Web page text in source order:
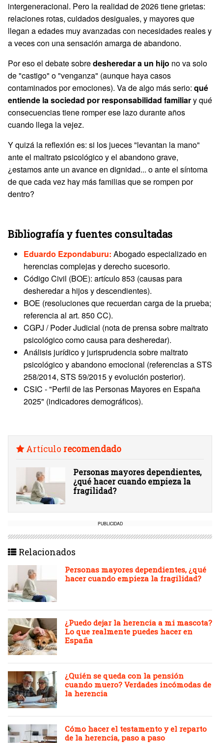
intergeneracional. Pero la realidad de 2026 tiene grietas:
relaciones rotas, cuidados desiguales, y mayores que
llegan a edades muy avanzadas con necesidades reales y
a veces con una sensación amarga de abandono.
Por eso el debate sobredesheredar a un hijo no va solo
de "castigo" o "venganza" (aunque haya casos
contaminados por emociones). Va de algo más serio: qué
entiende la sociedad por responsabilidad familiary qué
consecuencias tiene romper ese lazo durante años
cuando llega la vejez.
Y quizá la reflexión es: si los jueces "levantan la mano"
ante el maltrato psicológico y el abandono grave,
¿estamos ante un avance en dignidad... o ante el síntoma
de que cada vez hay más familias que se rompen por
dentro?
Bibliografía y fuentes consultadas
Eduardo Ezpondaburu: Abogado especializado en
herencias complejas y derecho sucesorio.
Código Civil (BOE): artículo 853 (causas para
desheredar a hijos y descendientes).
BOE (resoluciones que recuerdan carga de la prueba;
referencia al art. 850 CC).
CGPJ / Poder Judicial (nota de prensa sobre maltrato
psicológico como causa para desheredar).
Análisis jurídico y jurisprudencia sobre maltrato
psicológico y abandono emocional (referencias a STS
258/2014, STS 59/2015 y evolución posterior).
CSIC - "Perfil de las Personas Mayores en España
2025" (indicadores demográficos).
Artículo recomendado
Personas mayores dependientes,
¿qué hacer cuando empieza la
fragilidad?
PUBLICIDAD
Relacionados
Personas mayores dependientes, ¿qué
hacer cuando empieza la fragilidad?
¿Puedo dejar la herencia a mi mascota?
Lo que realmente puedes hacer en
España
¿Quién se queda con la pensión
cuando muero? Verdades incómodas de
la herencia
Cómo hacer el testamento y el reparto
de la herencia, paso a paso